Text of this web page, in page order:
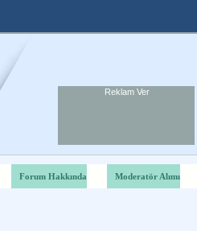
Reklam Ver
Forum Hakkında Moderatör Alımı